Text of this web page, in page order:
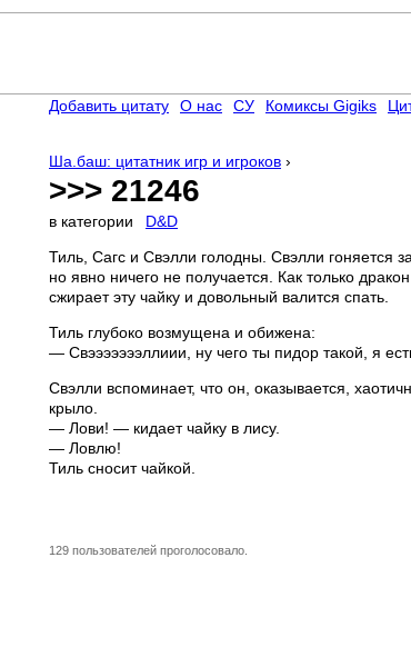
Ша.баш: цитатник игр и игроков ›
>>> 21246
в категории
D&D
Тиль, Сагс и Свэлли голодны. Свэлли гоняется
но явно ничего не получается. Как только
сжирает эту чайку и довольный валится спать.
Тиль глубоко возмущена и обижена:
— Свэээээээллиии, ну чего ты пидор такой, я
Свэлли вспоминает, что он, оказывается,
крыло.
— Лови! — кидает чайку в лису.
— Ловлю!
Тиль сносит чайкой.
129 пользователей проголосовало.
Добавить цитату О нас СУ Комиксы Gigiks